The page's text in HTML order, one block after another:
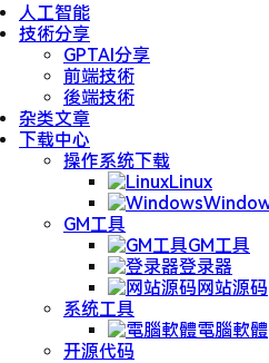
人工智能
技術分享
GPTAI分享
前端技術
後端技術
杂类文章
下载中心
操作系统下载
Linux
GM工具
GM工具
登录器
网站源码
系统工具
電腦軟體
开源代码